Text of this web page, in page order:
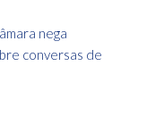
nega
conversas de